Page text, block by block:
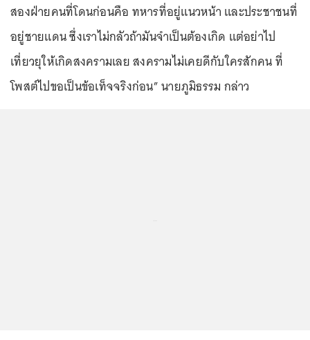
สองฝ่ายคนที่โดนก่อนคือ ทหารที่อยู่แนวหน้า และประชาชนที่
อยู่ชายแดน ซึ่งเราไม่กลัวถ้ามันจำเป็นต้องเกิด แต่อย่าไป
เที่ยวยุให้เกิดสงครามเลย สงครามไม่เคยดีกับใครสักคน ที่
โพสต์ไปขอเป็นข้อเท็จจริงก่อน” นายภูมิธรรม กล่าว